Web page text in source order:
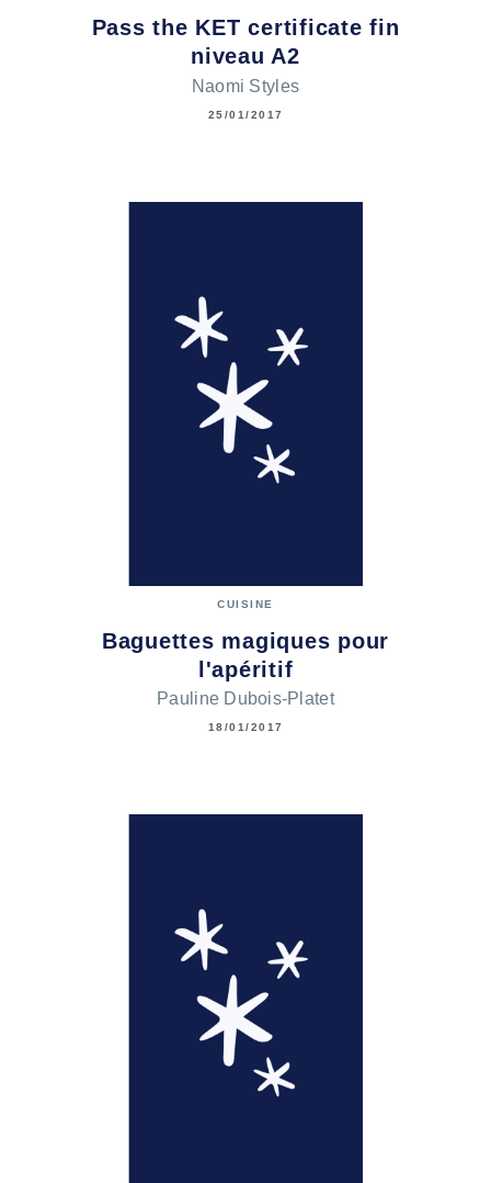
Pass the KET certificate fin
niveau A2
Naomi Styles
25/01/2017
CUISINE
Baguettes magiques pour
l'apéritif
Pauline Dubois-Platet
18/01/2017